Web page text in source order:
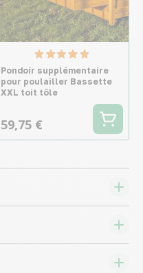
Pondoir supplémentaire
pour poulailler Bassette
XXL toit tôle
59,75 €